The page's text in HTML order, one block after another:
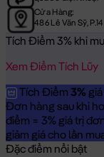
Cửa Hàng:
486 Lê Văn Sỹ,
Tích Điểm 3% khi
Xem Điểm Tích Lũy
Tích Điểm 3%
Đơn hàng sau khi
điểm = 3% giá trị
giảm giá cho lần
Đặc điểm nổi bật